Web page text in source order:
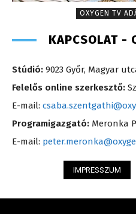
OXYGEN TV
KAPCSOLAT -
Stúdió: 9023 Győr, Magyar
Felelős online szerkesztő:
E-mail:
Programigazgató: Meronka
E-mail:
IMPRESSZUM